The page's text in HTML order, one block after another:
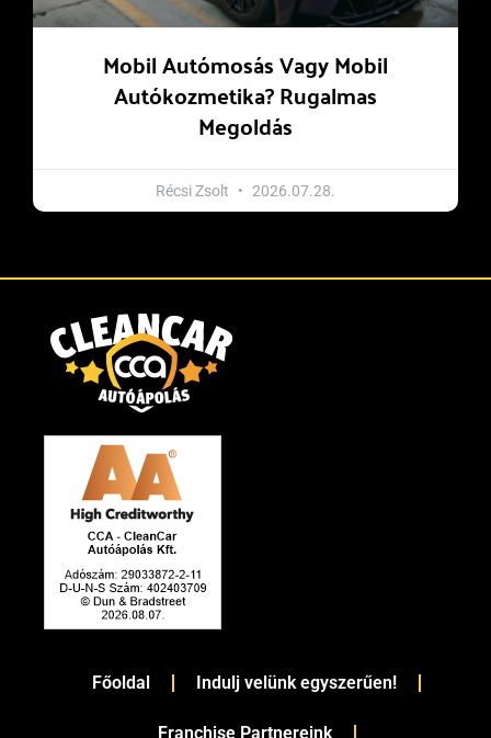
Mobil Autómosás Vagy Mobil
Autókozmetika? Rugalmas
Megoldás
Récsi Zsolt 2026.07.28.
Főoldal Indulj velünk egyszerűen!
Franchise Partnereink